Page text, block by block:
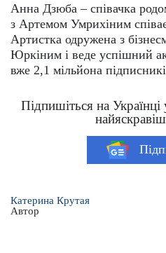
Анна Дзюба – співачка
з Артемом Умрихіним
Артистка одружена з
Юркіним і веде успішний
вже 2,1 мільйона
Підпишіться на
Катерина Крутая
Автор